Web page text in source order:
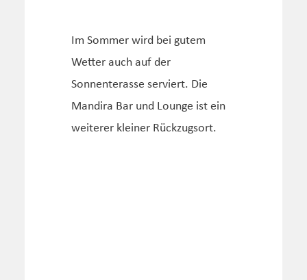
Im Sommer wird bei gutem
Wetter auch auf der
Sonnenterasse serviert. Die
Mandira Bar und Lounge ist ein
weiterer kleiner Rückzugsort.